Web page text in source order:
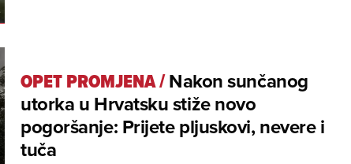
OPET PROMJENA/Nakon sunčanog
utorka u Hrvatsku stiže novo
pogoršanje: Prijete pljuskovi, nevere i
tuča